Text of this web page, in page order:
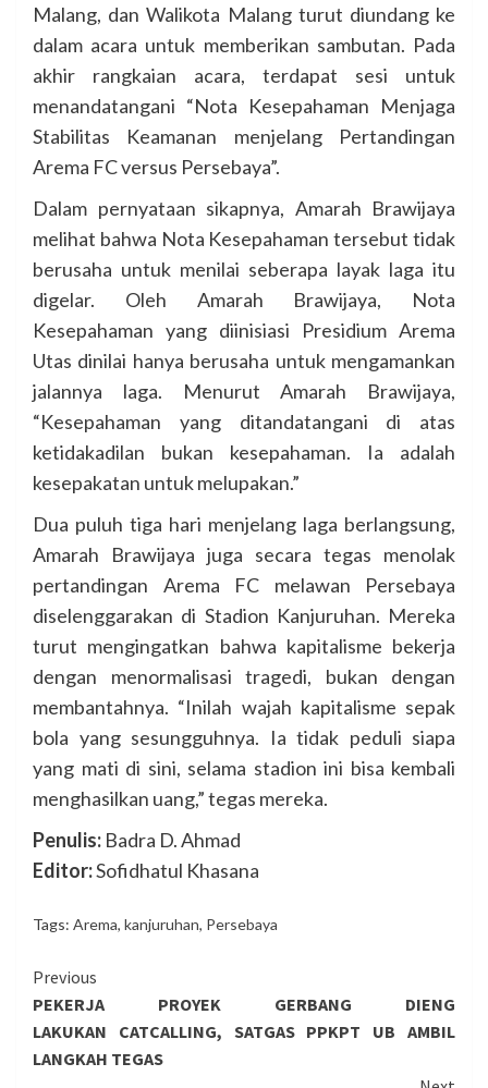
Malang, dan Walikota Malang turut diundang ke
dalam acara untuk memberikan sambutan. Pada
akhir rangkaian acara, terdapat sesi untuk
menandatangani “Nota Kesepahaman Menjaga
Stabilitas Keamanan menjelang Pertandingan
Arema FC versus Persebaya”.
Dalam pernyataan sikapnya, Amarah Brawijaya
melihat bahwa Nota Kesepahaman tersebut tidak
berusaha untuk menilai seberapa layak laga itu
digelar. Oleh Amarah Brawijaya, Nota
Kesepahaman yang diinisiasi Presidium Arema
Utas dinilai hanya berusaha untuk mengamankan
jalannya laga. Menurut Amarah Brawijaya,
“Kesepahaman yang ditandatangani di atas
ketidakadilan bukan kesepahaman. Ia adalah
kesepakatan untuk melupakan.”
Dua puluh tiga hari menjelang laga berlangsung,
Amarah Brawijaya juga secara tegas menolak
pertandingan Arema FC melawan Persebaya
diselenggarakan di Stadion Kanjuruhan. Mereka
turut mengingatkan bahwa kapitalisme bekerja
dengan menormalisasi tragedi, bukan dengan
membantahnya. “Inilah wajah kapitalisme sepak
bola yang sesungguhnya. Ia tidak peduli siapa
yang mati di sini, selama stadion ini bisa kembali
menghasilkan uang,” tegas mereka.
Penulis: Badra D. Ahmad
Editor:Sofidhatul Khasana
Tags: Arema, kanjuruhan, Persebaya
Continue
Reading
Previous
PEKERJA PROYEK GERBANG DIENG
LAKUKAN CATCALLING, SATGAS PPKPT UB AMBIL
LANGKAH TEGAS